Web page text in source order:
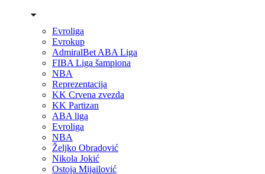
Evroliga
Evrokup
AdmiralBet ABA Liga
FIBA Liga šampiona
NBA
Reprezentacija
KK Crvena zvezda
KK Partizan
ABA liga
Evroliga
NBA
Željko Obradović
Nikola Jokić
Ostoja Mijailović